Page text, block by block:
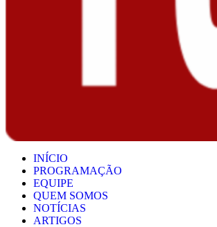
INÍCIO
PROGRAMAÇÃO
EQUIPE
QUEM SOMOS
NOTÍCIAS
ARTIGOS